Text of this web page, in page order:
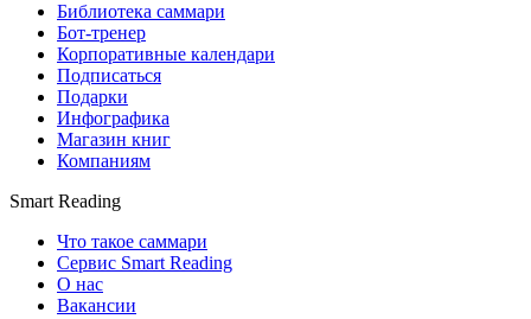
Библиотека саммари
Бот-тренер
Корпоративные календари
Подписаться
Подарки
Инфографика
Магазин книг
Компаниям
Smart Reading
Что такое саммари
Сервис Smart Reading
О нас
Вакансии